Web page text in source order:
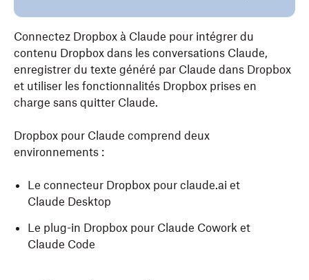
Connectez Dropbox à Claude pour intégrer du
contenu Dropbox dans les conversations Claude,
enregistrer du texte généré par Claude dans Dropbox
et utiliser les fonctionnalités Dropbox prises en
charge sans quitter Claude.
Dropbox pour Claude comprend deux
environnements :
Le connecteur Dropbox pour claude.ai et
Claude Desktop
Le plug-in Dropbox pour Claude Cowork et
Claude Code